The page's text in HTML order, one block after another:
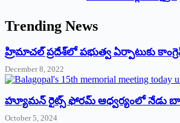
Trending News
‌హ్రిమాచల్‌ ‌ప్రదేశ్‌లో పభుత్వ ఏర్పాటుకు
December 8, 2022
హ్యూమన్‌ రైట్స్‌ ఫోరమ్‌ ఆధ్వర్యంలో నేడు
October 5, 2024